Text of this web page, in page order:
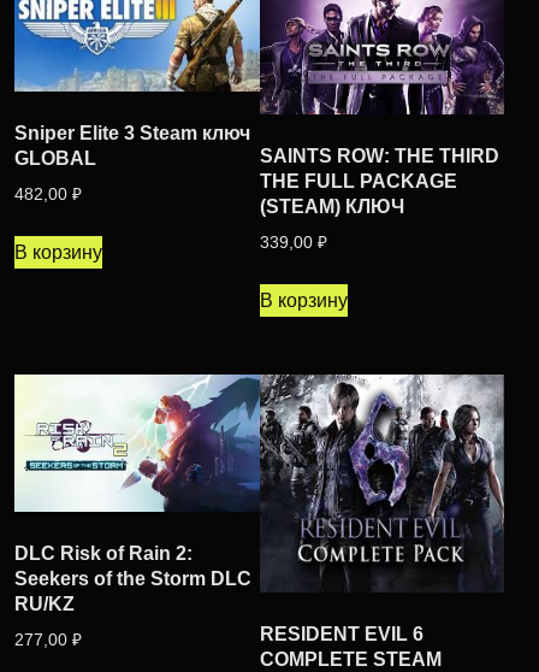
Sniper Elite 3 Steam ключ
GLOBAL
482,00 ₽
В корзину
SAINTS ROW: THE THIRD
THE FULL PACKAGE
(STEAM) КЛЮЧ
339,00 ₽
В корзину
DLC Risk of Rain 2:
Seekers of the Storm DLC
RU/KZ
277,00 ₽
RESIDENT EVIL 6
COMPLETE STEAM